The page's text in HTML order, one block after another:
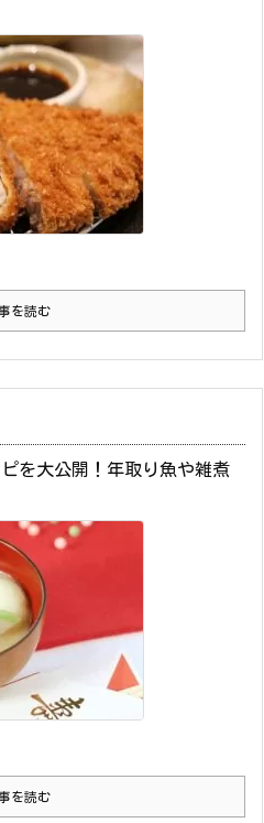
を読む
を大公開！年取り魚や雑煮
を読む